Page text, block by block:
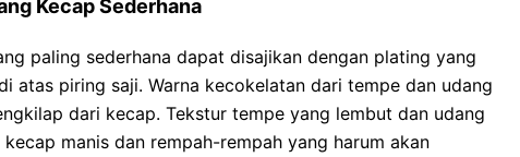
Kecap Sederhana
paling sederhana dapat disajikan dengan plating yang
atas piring saji. Warna kecokelatan dari tempe dan udang
dari kecap. Tekstur tempe yang lembut dan udang
manis dan rempah-rempah yang harum akan